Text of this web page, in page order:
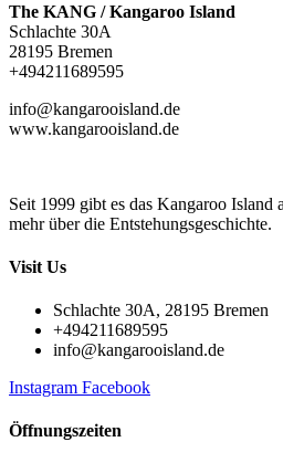
The KANG / Kangaroo Island
Schlachte 30A
28195 Bremen
+494211689595
info@kangarooisland.de
www.kangarooisland.de
Seit 1999 gibt es das Kangaroo Island
mehr über die Entstehungsgeschichte.
Visit Us
Schlachte 30A, 28195 Bremen
+494211689595
info@kangarooisland.de
Instagram Facebook
Öffnungszeiten